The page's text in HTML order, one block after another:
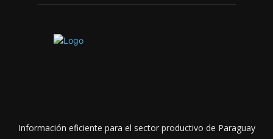
Información eficiente para el sector productivo de Paraguay